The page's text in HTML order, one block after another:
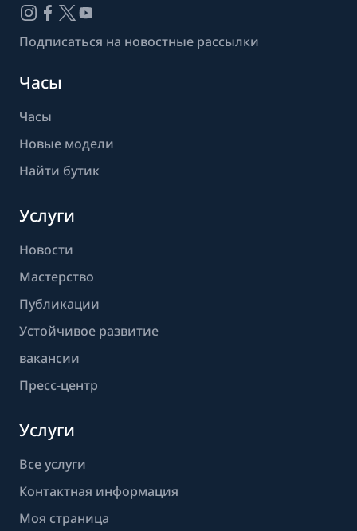
Подписаться на новостные рассылки
Часы
Часы
Новые модели
Найти бутик
Услуги
Новости
Мастерство
Публикации
Устойчивое развитие
вакансии
Пресс-центр
Услуги
Все услуги
Контактная информация
Моя страница